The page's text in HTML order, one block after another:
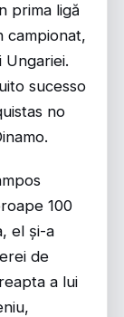
prima ligă
campionat,
Ungariei.
sucesso
no
100
el și-a
de
a lui